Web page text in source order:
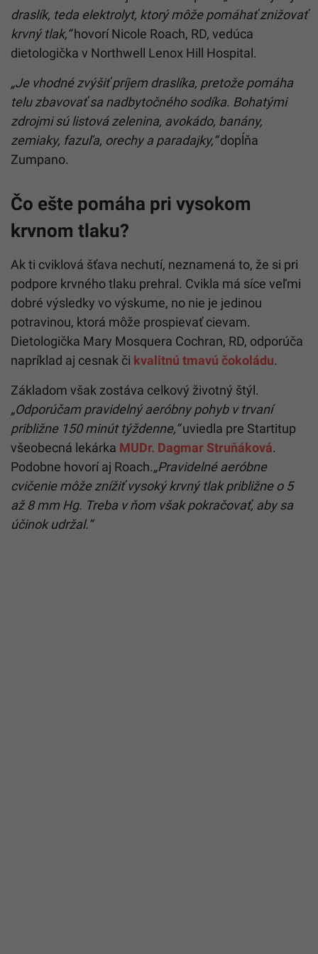
draslík, teda elektrolyt, ktorý môže pomáhať znižovať
krvný tlak,“hovorí Nicole Roach, RD, vedúca
dietologička v Northwell Lenox Hill Hospital.
„Je vhodné zvýšiť príjem draslíka, pretože pomáha
telu zbavovať sa nadbytočného sodíka. Bohatými
zdrojmi sú listová zelenina, avokádo, banány,
zemiaky, fazuľa, orechy a paradajky,“dopĺňa
Zumpano.
Čo ešte pomáha pri vysokom
krvnom tlaku?
Ak ti cviklová šťava nechutí, neznamená to, že si pri
podpore krvného tlaku prehral. Cvikla má síce veľmi
dobré výsledky vo výskume, no nie je jedinou
potravinou, ktorá môže prospievať cievam.
Dietologička Mary Mosquera Cochran, RD, odporúča
napríklad aj cesnak či kvalitnú tmavú čokoládu.
Základom však zostáva celkový životný štýl.
„Odporúčam pravidelný aeróbny pohyb v trvaní
približne 150 minút týždenne,“uviedla pre Startitup
všeobecná lekárka MUDr. Dagmar Struňáková.
Podobne hovorí aj Roach.„Pravidelné aeróbne
cvičenie môže znížiť vysoký krvný tlak približne o 5
až 8 mm Hg. Treba v ňom však pokračovať, aby sa
účinok udržal.“